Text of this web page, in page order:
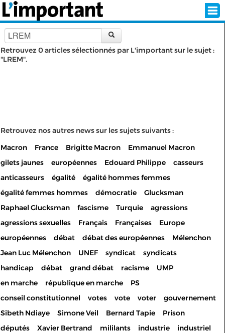
INSCRIPTION
SUR L'ÉCRAN D'ACCUEIL
ABONNEZ-VOUS À LA NEWSLETTER!
SUIVEZ NOUS:
Retrouvez 0 articles sélectionnés par L'important sur le sujet :
"LREM".
Retrouvez nos autres news sur les sujets suivants :
Macron
France Brigitte Macron
Emmanuel Macron
gilets jaunes
européennes Edouard Philippe
casseurs
anticasseurs
égalité
égalité hommes femmes
égalité femmes hommes
démocratie
Glucksman
Raphael Glucksman
fascisme Turquie
agressions
agressions sexuelles
Français Françaises
Europe
européennes
débat débat des européennes
Mélenchon
Jean Luc Mélenchon
UNEF syndicat
syndicats
handicap
débat grand débat racisme
UMP
en marche
république en marche
PS
conseil constitutionnel
votes vote voter
gouvernement
Sibeth Ndiaye
Simone Veil Bernard Tapie
Prison
députés
Xavier Bertrand mililants industrie
industriel